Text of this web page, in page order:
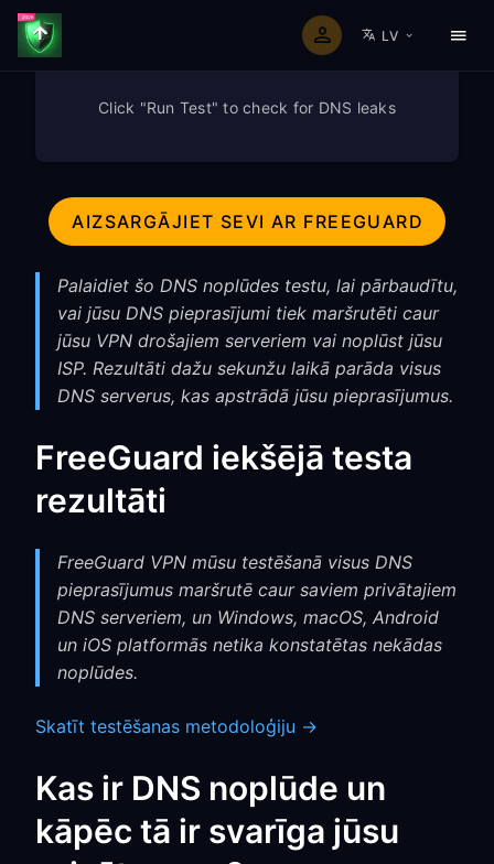
LV
Click "Run Test" to check for DNS leaks
AIZSARGĀJIET SEVI AR FREEGUARD
Palaidiet šo DNS noplūdes testu, lai pārbaudītu,
vai jūsu DNS pieprasījumi tiek maršrutēti caur
jūsu VPN drošajiem serveriem vai noplūst jūsu
ISP. Rezultāti dažu sekunžu laikā parāda visus
DNS serverus, kas apstrādā jūsu pieprasījumus.
FreeGuard iekšējā testa
rezultāti
FreeGuard VPN mūsu testēšanā visus DNS
pieprasījumus maršrutē caur saviem privātajiem
DNS serveriem, un Windows, macOS, Android
un iOS platformās netika konstatētas nekādas
noplūdes.
Skatīt testēšanas metodoloģiju →
Kas ir DNS noplūde un
kāpēc tā ir svarīga jūsu